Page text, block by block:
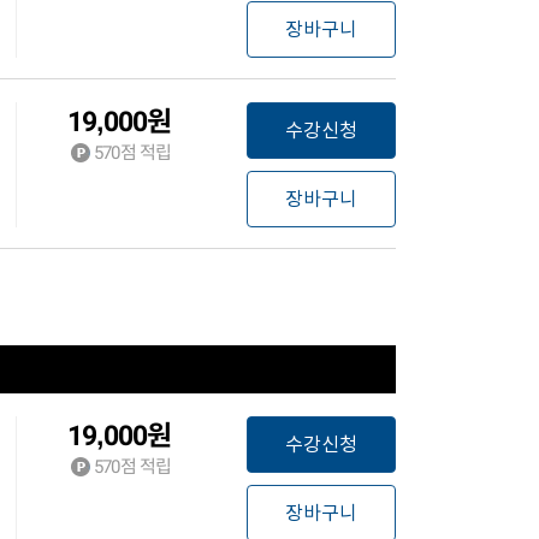
장바구니
19,000원
570점 적립
수강신청
장바구니
19,000원
570점 적립
수강신청
장바구니